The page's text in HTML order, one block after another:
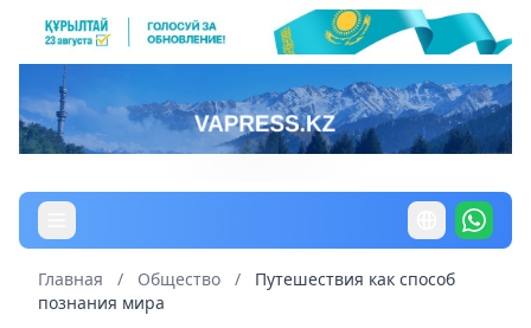
Главная / Общество /
Путешествия как способ
познания мира